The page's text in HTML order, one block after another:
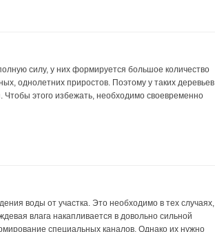
силу, у них формируется большое количество
однолетних приростов. Поэтому у таких деревьев
этого избежать, необходимо своевременно
воды от участка. Это необходимо в тех случаях,
влага накапливается в довольно сильной
специальных каналов. Однако их нужно